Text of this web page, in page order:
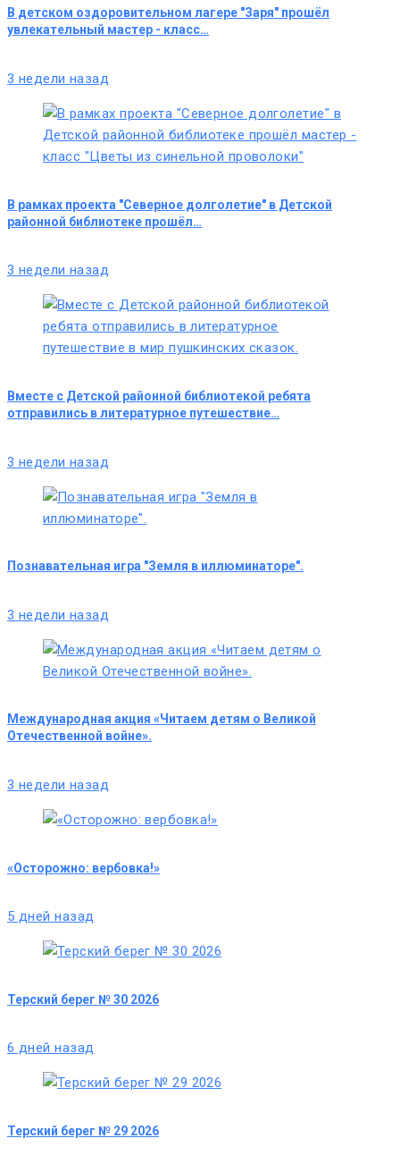
В детском оздоровительном лагере "Заря" прошёл
увлекательный мастер - класс…
3 недели назад
В рамках проекта "Северное долголетие" в Детской
районной библиотеке прошёл…
3 недели назад
Вместе с Детской районной библиотекой ребята
отправились в литературное путешествие…
3 недели назад
Познавательная игра "Земля в иллюминаторе".
3 недели назад
Международная акция «Читаем детям о Великой
Отечественной войне».
3 недели назад
«Осторожно: вербовка!»
5 дней назад
Терский берег № 30 2026
6 дней назад
Терский берег № 29 2026